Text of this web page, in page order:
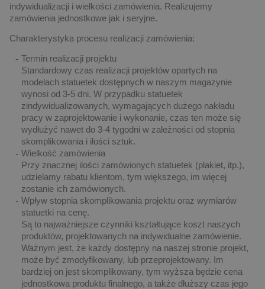
indywidualizacji i wielkości zamówienia. Realizujemy
zamówienia jednostkowe jak i seryjne.
Charakterystyka procesu realizacji zamówienia:
Termin realizacji projektu
Standardowy czas realizacji projektów opartych na
modelach statuetek dostępnych w naszym magazynie
wynosi od 3-5 dni. W przypadku statuetek
zindywidualizowanych, wymagających dużego nakładu
pracy w zaprojektowanie i wykonanie, czas ten może się
wydłużyć nawet do 3-4 tygodni w zależności od stopnia
skomplikowania i ilości sztuk.
Wielkość zamówienia
Przy znacznej ilości zamówionych statuetek (plakiet, itp.),
udzielamy rabatu klientom, tym większego, im więcej
zostanie ich zamówionych.
Wpływ stopnia skomplikowania projektu oraz wymiarów
statuetki na cenę.
Są to najważniejsze czynniki kształtujące koszt naszych
produktów, projektowanych na indywidualne zamówienie.
Ważnym jest, że każdy dostępny na naszej stronie projekt,
może być zmodyfikowany, lub przeprojektowany. Im
bardziej on jest skomplikowany, tym wyższa będzie cena
jednostkowa produktu finalnego, a także dłuższy czas jego